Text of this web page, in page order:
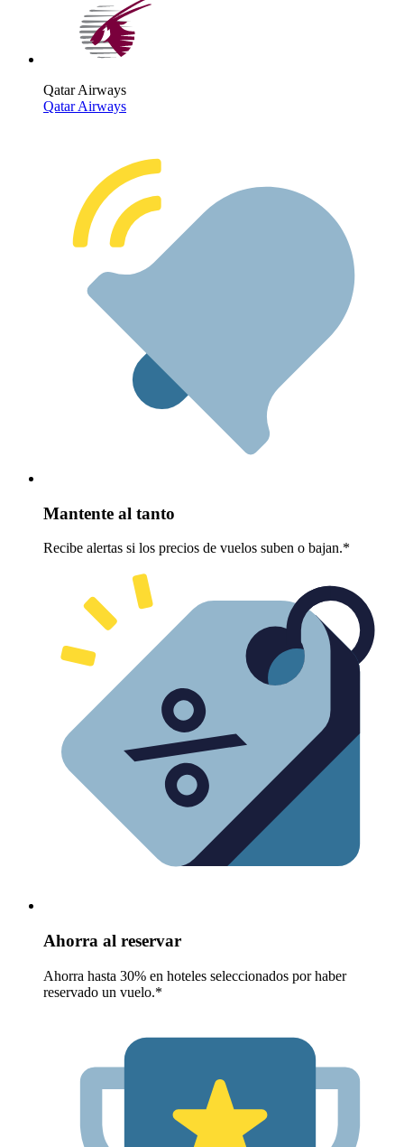
Qatar Airways
Qatar Airways
Mantente al tanto
Recibe alertas si los precios de vuelos suben o bajan.*
Ahorra al reservar
Ahorra hasta 30% en hoteles seleccionados por haber
reservado un vuelo.*